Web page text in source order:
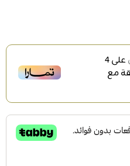
على4
مع